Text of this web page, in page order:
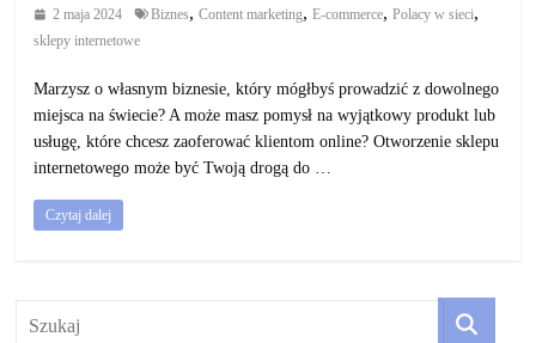
2 maja 2024 Biznes, Content marketing, E-commerce, Polacy w sieci,
sklepy internetowe
Marzysz o własnym biznesie, który mógłbyś prowadzić z dowolnego
miejsca na świecie? A może masz pomysł na wyjątkowy produkt lub
usługę, które chcesz zaoferować klientom online? Otworzenie sklepu
internetowego może być Twoją drogą do …
Czytaj dalej